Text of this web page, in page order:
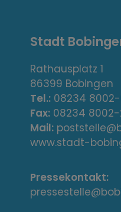
A
d
r
e
s
s
e
/
Stadt
Rathausplatz 1
86399 Bobingen
Tel.: 08234
Fax: 08234 8002-
Mail:
www.stadt-
Pressekontakt: